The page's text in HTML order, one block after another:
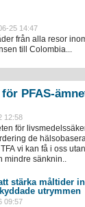
25 14:47
från alla resor
till Colombia...
PFAS-
12:58
för
de
vi kan få i oss
mindre sänknin..
stärka måltider
utrymmen
09:57